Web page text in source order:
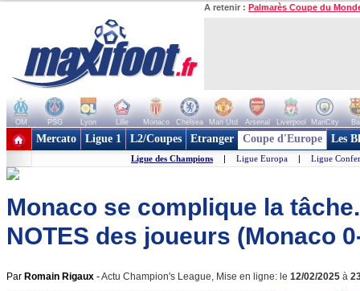
A retenir : Palmarès Coupe du
OM PSG Lyon Lille Monaco Chelsea Man Utd Arsenal Liverpool ManCity
+ de clubs
Mercato Ligue 1 L2/Coupes Etranger Coupe d'Europe Les
Ligue des Champions | Ligue Europa | Ligue
Monaco se complique la
NOTES des joueurs (Monaco
Par Romain Rigaux -Actu Champion's League, Mise en ligne: le 12/02/2025 à